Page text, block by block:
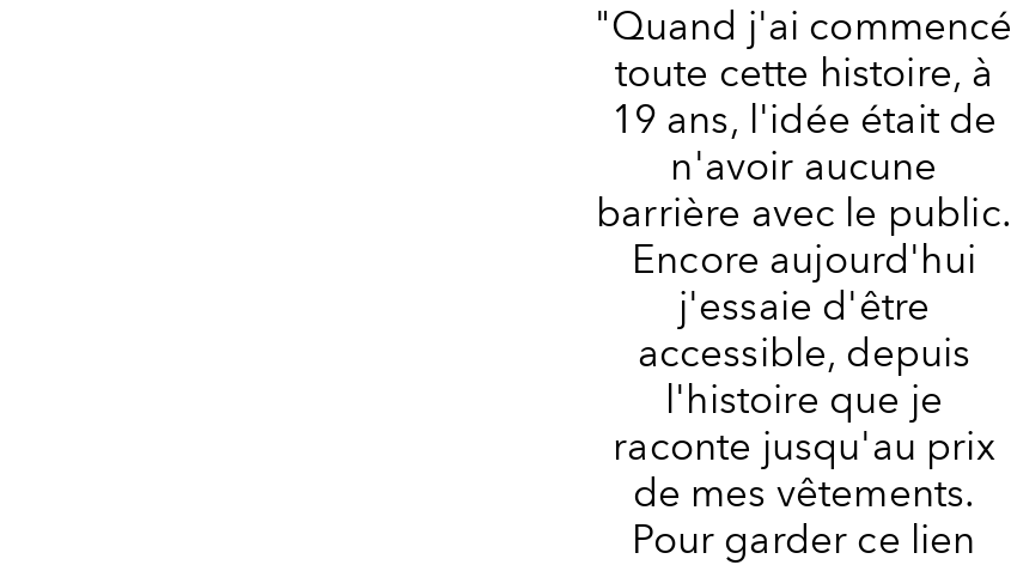
"Quand j'ai commencé
toute cette histoire, à
19 ans, l'idée était de
n'avoir aucune
barrière avec le public.
Encore aujourd'hui
j'essaie d'être
accessible, depuis
l'histoire que je
raconte jusqu'au prix
de mes vêtements.
Pour garder ce lien